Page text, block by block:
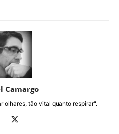
Camargo
olhares, tão vital quanto respirar".